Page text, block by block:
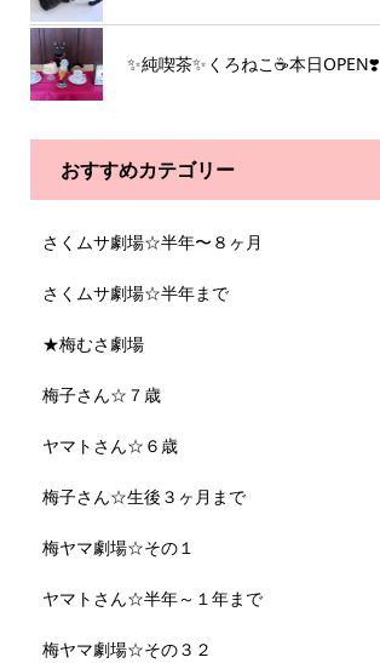
✨純喫茶✨くろねこ☕️本日OPEN❣️
おすすめカテゴリー
さくムサ劇場☆半年〜８ヶ月
さくムサ劇場☆半年まで
★梅むさ劇場
梅子さん☆７歳
ヤマトさん☆６歳
梅子さん☆生後３ヶ月まで
梅ヤマ劇場☆その１
ヤマトさん☆半年～１年まで
梅ヤマ劇場☆その３２